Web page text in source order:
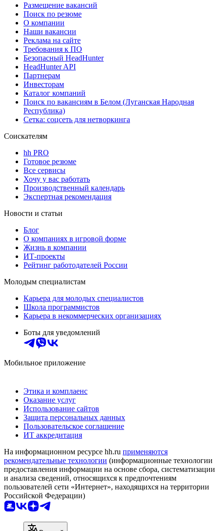
Размещение вакансий
Поиск по резюме
О компании
Наши вакансии
Реклама на сайте
Требования к ПО
Безопасный HeadHunter
HeadHunter API
Партнерам
Инвесторам
Каталог компаний
Поиск по вакансиям в Белом (Луганская Народная
Республика)
Сетка: соцсеть для нетворкинга
Соискателям
hh PRO
Готовое резюме
Все сервисы
Хочу у вас работать
Производственный календарь
Экспертная рекомендация
Новости и статьи
Блог
О компаниях в игровой форме
Жизнь в компании
ИТ-проекты
Рейтинг работодателей России
Молодым специалистам
Карьера для молодых специалистов
Школа программистов
Карьера в некоммерческих организациях
Боты для уведомлений
Мобильное приложение
Этика и комплаенс
Оказание услуг
Использование сайтов
Защита персональных данных
Пользовательское соглашение
ИТ аккредитация
На информационном ресурсе hh.ru применяются
рекомендательные технологии (информационные технологии
предоставления информации на основе сбора, систематизации
и анализа сведений, относящихся к предпочтениям
пользователей сети «Интернет», находящихся на территории
Российской Федерации)